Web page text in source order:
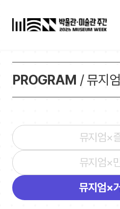
PROGRAM / 뮤지
뮤지엄×
뮤지엄×
뮤지엄×